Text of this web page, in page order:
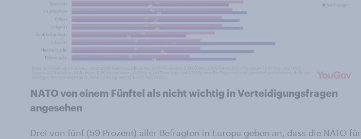
NATO von einem Fünftel als nicht wichtig in Verteidigungsfragen
angesehen
Drei von fünf (59 Prozent) aller Befragten in Europa geben an, dass die NATO für